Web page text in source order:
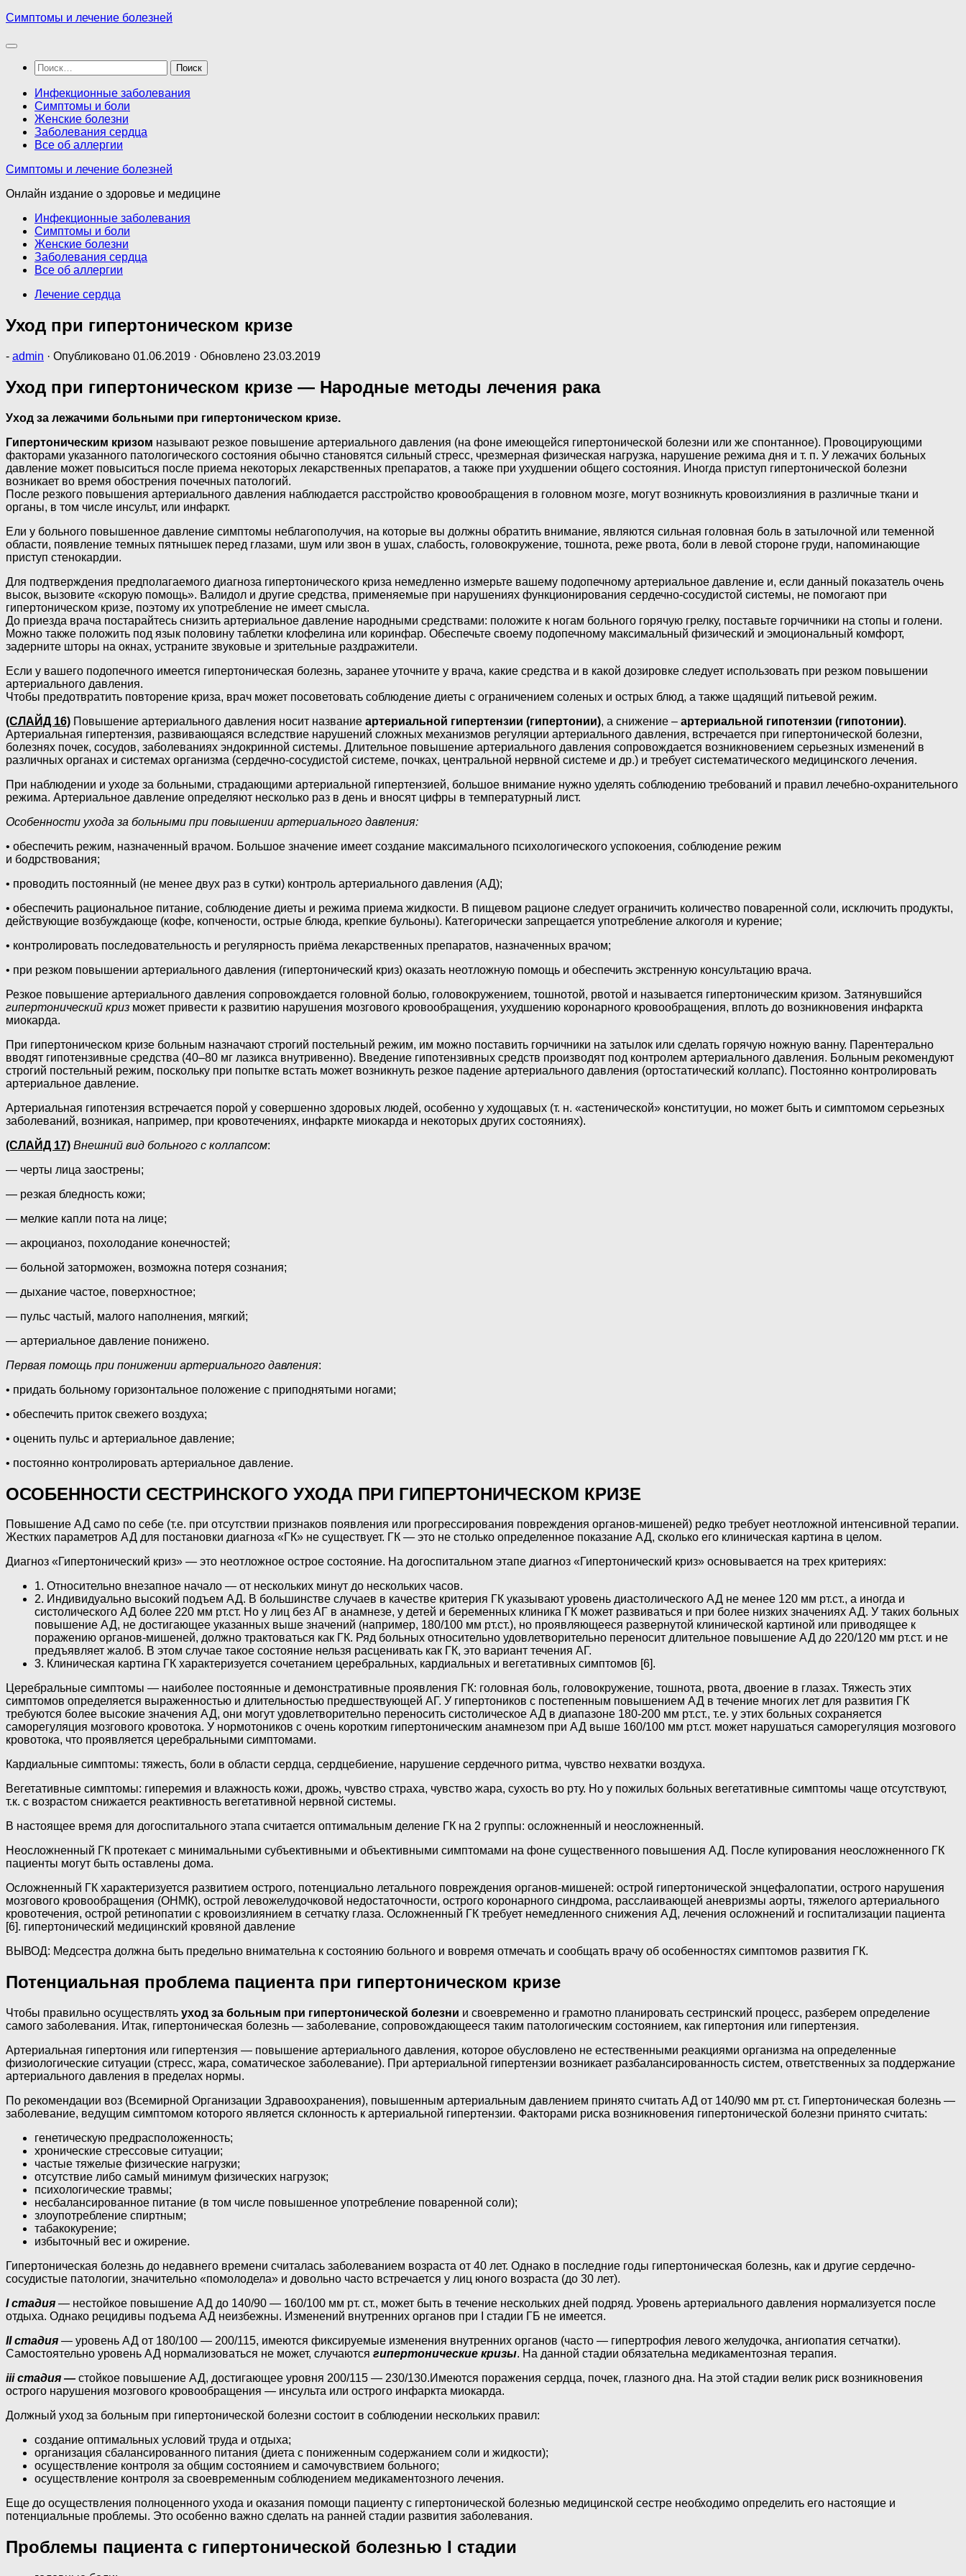
Перейти
содержимому
Симптомы и лечение болезней
Найти:
Инфекционные заболевания
Симптомы и боли
Женские болезни
Заболевания сердца
Все об аллергии
Симптомы и лечение болезней
Онлайн издание о здоровье и медицине
Инфекционные заболевания
Симптомы и боли
Женские болезни
Заболевания сердца
Все об аллергии
Лечение сердца
Уход при гипертоническом кризе
- admin · Опубликовано 01.06.2019 · Обновлено 23.03.2019
Уход при гипертоническом кризе — Народные методы лечения рака
Уход за лежачими больными при гипертоническом кризе.
Гипертоническим кризом называют резкое повышение артериального давления (на фоне имеющейся гипертонической болезни или же спонтанное). Провоцирующими
факторами указанного патологического состояния обычно становятся сильный стресс, чрезмерная физическая нагрузка, нарушение режима дня и т. п. У лежачих больных
давление может повыситься после приема некоторых лекарственных препаратов, а также при ухудшении общего состояния. Иногда приступ гипертонической болезни
возникает во время обострения почечных патологий.
После резкого повышения артериального давления наблюдается расстройство кровообращения в головном мозге, могут возникнуть кровоизлияния в различные ткани и
органы, в том числе инсульт, или инфаркт.
Ели у больного повышенное давление симптомы неблагополучия, на которые вы должны обратить внимание, являются сильная головная боль в затылочной или теменной
области, появление темных пятнышек перед глазами, шум или звон в ушах, слабость, головокружение, тошнота, реже рвота, боли в левой стороне груди, напоминающие
приступ стенокардии.
Для подтверждения предполагаемого диагноза гипертонического криза немедленно измерьте вашему подопечному артериальное давление и, если данный показатель очень
высок, вызовите «скорую помощь». Валидол и другие средства, применяемые при нарушениях функционирования сердечно-сосудистой системы, не помогают при
гипертоническом кризе, поэтому их употребление не имеет смысла.
До приезда врача постарайтесь снизить артериальное давление народными средствами: положите к ногам больного горячую грелку, поставьте горчичники на стопы и голени.
Можно также положить под язык половину таблетки клофелина или коринфар. Обеспечьте своему подопечному максимальный физический и эмоциональный комфорт,
задерните шторы на окнах, устраните звуковые и зрительные раздражители.
Если у вашего подопечного имеется гипертоническая болезнь, заранее уточните у врача, какие средства и в какой дозировке следует использовать при резком повышении
артериального давления.
Чтобы предотвратить повторение криза, врач может посоветовать соблюдение диеты с ограничением соленых и острых блюд, а также щадящий питьевой режим.
(СЛАЙД 16) Повышение артериального давления носит название артериальной гипертензии (гипертонии), а снижение – артериальной гипотензии (гипотонии).
Артериальная гипертензия, развивающаяся вследствие нарушений сложных механизмов регуляции артериального давления, встречается при гипертонической болезни,
болезнях почек, сосудов, заболеваниях эндокринной системы. Длительное повышение артериального давления сопровождается возникновением серьезных изменений в
различных органах и системах организма (сердечно-сосудистой системе, почках, центральной нервной системе и др.) и требует систематического медицинского лечения.
При наблюдении и уходе за больными, страдающими артериальной гипертензией, большое внимание нужно уделять соблюдению требований и правил лечебно-охранительного
режима. Артериальное давление определяют несколько раз в день и вносят цифры в температурный лист.
Особенности ухода за больными при повышении артериального давления:
• обеспечить режим, назначенный врачом. Большое значение имеет создание максимального психологического успокоения, соблюдение режим
и бодрствования;
• проводить постоянный (не менее двух раз в сутки) контроль артериального давления (АД);
• обеспечить рациональное питание, соблюдение диеты и режима приема жидкости. В пищевом рационе следует ограничить количество поваренной соли, исключить продукты,
действующие возбуждающе (кофе, копчености, острые блюда, крепкие бульоны). Категорически запрещается употребление алкоголя и курение;
• контролировать последовательность и регулярность приёма лекарственных препаратов, назначенных врачом;
• при резком повышении артериального давления (гипертонический криз) оказать неотложную помощь и обеспечить экстренную консультацию врача.
Резкое повышение артериального давления сопровождается головной болью, головокружением, тошнотой, рвотой и называется гипертоническим кризом. Затянувшийся
гипертонический криз может привести к развитию нарушения мозгового кровообращения, ухудшению коронарного кровообращения, вплоть до возникновения инфаркта
миокарда.
При гипертоническом кризе больным назначают строгий постельный режим, им можно поставить горчичники на затылок или сделать горячую ножную ванну. Парентерально
вводят гипотензивные средства (40–80 мг лазикса внутривенно). Введение гипотензивных средств производят под контролем артериального давления. Больным рекомендуют
строгий постельный режим, поскольку при попытке встать может возникнуть резкое падение артериального давления (ортостатический коллапс). Постоянно контролировать
артериальное давление.
Артериальная гипотензия встречается порой у совершенно здоровых людей, особенно у худощавых (т. н. «астенической» конституции, но может быть и симптомом серьезных
заболеваний, возникая, например, при кровотечениях, инфаркте миокарда и некоторых других состояниях).
(СЛАЙД 17) Внешний вид больного с коллапсом:
— черты лица заострены;
— резкая бледность кожи;
— мелкие капли пота на лице;
— акроцианоз, похолодание конечностей;
— больной заторможен, возможна потеря сознания;
— дыхание частое, поверхностное;
— пульс частый, малого наполнения, мягкий;
— артериальное давление понижено.
Первая помощь при понижении артериального давления:
• придать больному горизонтальное положение с приподнятыми ногами;
• обеспечить приток свежего воздуха;
• оценить пульс и артериальное давление;
• постоянно контролировать артериальное давление.
ОСОБЕННОСТИ СЕСТРИНСКОГО УХОДА ПРИ ГИПЕРТОНИЧЕСКОМ КРИЗЕ
Повышение АД само по себе (т.е. при отсутствии признаков появления или прогрессирования повреждения органов-мишеней) редко требует неотложной интенсивной терапии.
Жестких параметров АД для постановки диагноза «ГК» не существует. ГК — это не столько определенное показание АД, сколько его клиническая картина в целом.
Диагноз «Гипертонический криз» — это неотложное острое состояние. На догоспитальном этапе диагноз «Гипертонический криз» основывается на трех критериях:
1. Относительно внезапное начало — от нескольких минут до нескольких часов.
2. Индивидуально высокий подъем АД. В большинстве случаев в качестве критерия ГК указывают уровень диастолического АД не менее 120 мм рт.ст., а иногда и
систолического АД более 220 мм рт.ст. Но у лиц без АГ в анамнезе, у детей и беременных клиника ГК может развиваться и при более низких значениях АД. У таких больных
повышение АД, не достигающее указанных выше значений (например, 180/100 мм рт.ст.), но проявляющееся развернутой клинической картиной или приводящее к
поражению органов-мишеней, должно трактоваться как ГК. Ряд больных относительно удовлетворительно переносит длительное повышение АД до 220/120 мм рт.ст. и не
предъявляет жалоб. В этом случае такое состояние нельзя расценивать как ГК, это вариант течения АГ.
3. Клиническая картина ГК характеризуется сочетанием церебральных, кардиальных и вегетативных симптомов [6].
Церебральные симптомы — наиболее постоянные и демонстративные проявления ГК: головная боль, головокружение, тошнота, рвота, двоение в глазах. Тяжесть этих
симптомов определяется выраженностью и длительностью предшествующей АГ. У гипертоников с постепенным повышением АД в течение многих лет для развития ГК
требуются более высокие значения АД, они могут удовлетворительно переносить систолическое АД в диапазоне 180-200 мм рт.ст., т.е. у этих больных сохраняется
саморегуляция мозгового кровотока. У нормотоников с очень коротким гипертоническим анамнезом при АД выше 160/100 мм рт.ст. может нарушаться саморегуляция мозгового
кровотока, что проявляется церебральными симптомами.
Кардиальные симптомы: тяжесть, боли в области сердца, сердцебиение, нарушение сердечного ритма, чувство нехватки воздуха.
Вегетативные симптомы: гиперемия и влажность кожи, дрожь, чувство страха, чувство жара, сухость во рту. Но у пожилых больных вегетативные симптомы чаще отсутствуют,
т.к. с возрастом снижается реактивность вегетативной нервной системы.
В настоящее время для догоспитального этапа считается оптимальным деление ГК на 2 группы: осложненный и неосложненный.
Неосложненный ГК протекает с минимальными субъективными и объективными симптомами на фоне существенного повышения АД. После купирования неосложненного ГК
пациенты могут быть оставлены дома.
Осложненный ГК характеризуется развитием острого, потенциально летального повреждения органов-мишеней: острой гипертонической энцефалопатии, острого нарушения
мозгового кровообращения (ОНМК), острой левожелудочковой недостаточности, острого коронарного синдрома, расслаивающей аневризмы аорты, тяжелого артериального
кровотечения, острой ретинопатии с кровоизлиянием в сетчатку глаза. Осложненный ГК требует немедленного снижения АД, лечения осложнений и госпитализации пациента
[6]. гипертонический медицинский кровяной давление
ВЫВОД: Медсестра должна быть предельно внимательна к состоянию больного и вовремя отмечать и сообщать врачу об особенностях симптомов развития ГК.
Потенциальная проблема пациента при гипертоническом кризе
Чтобы правильно осуществлять уход за больным при гипертонической болезни и своевременно и грамотно планировать сестринский процесс, разберем определение
самого заболевания. Итак, гипертоническая болезнь — заболевание, сопровождающееся таким патологическим состоянием, как гипертония или гипертензия.
Артериальная гипертония или гипертензия — повышение артериального давления, которое обусловлено не естественными реакциями организма на определенные
физиологические ситуации (стресс, жара, соматическое заболевание). При артериальной гипертензии возникает разбалансированность систем, ответственных за поддержание
артериального давления в пределах нормы.
По рекомендации воз (Всемирной Организации Здравоохранения), повышенным артериальным давлением принято считать АД от 140/90 мм рт. ст. Гипертоническая болезнь —
заболевание, ведущим симптомом которого является склонность к артериальной гипертензии. Факторами риска возникновения гипертонической болезни принято считать:
генетическую предрасположенность;
хронические стрессовые ситуации;
частые тяжелые физические нагрузки;
отсутствие либо самый минимум физических нагрузок;
психологические травмы;
несбалансированное питание (в том числе повышенное употребление поваренной соли);
злоупотребление спиртным;
табакокурение;
избыточный вес и ожирение.
Гипертоническая болезнь до недавнего времени считалась заболеванием возраста от 40 лет. Однако в последние годы гипертоническая болезнь, как и другие сердечно-
сосудистые патологии, значительно «помолодела» и довольно часто встречается у лиц юного возраста (до 30 лет).
I стадия — нестойкое повышение АД до 140/90 — 160/100 мм рт. ст., может быть в течение нескольких дней подряд. Уровень артериального давления нормализуется после
отдыха. Однако рецидивы подъема АД неизбежны. Изменений внутренних органов при I стадии ГБ не имеется.
II стадия — уровень АД от 180/100 — 200/115, имеются фиксируемые изменения внутренних органов (часто — гипертрофия левого желудочка, ангиопатия сетчатки).
Самостоятельно уровень АД нормализоваться не может, случаются гипертонические кризы. На данной стадии обязательна медикаментозная терапия.
iii стадия — стойкое повышение АД, достигающее уровня 200/115 — 230/130.Имеются поражения сердца, почек, глазного дна. На этой стадии велик риск возникновения
острого нарушения мозгового кровообращения — инсульта или острого инфаркта миокарда.
Должный уход за больным при гипертонической болезни состоит в соблюдении нескольких правил:
создание оптимальных условий труда и отдыха;
организация сбалансированного питания (диета с пониженным содержанием соли и жидкости);
осуществление контроля за общим состоянием и самочувствием больного;
осуществление контроля за своевременным соблюдением медикаментозного лечения.
Еще до осуществления полноценного ухода и оказания помощи пациенту с гипертонической болезнью медицинской сестре необходимо определить его настоящие и
потенциальные проблемы. Это особенно важно сделать на ранней стадии развития заболевания.
Проблемы пациента с гипертонической болезнью I стадии